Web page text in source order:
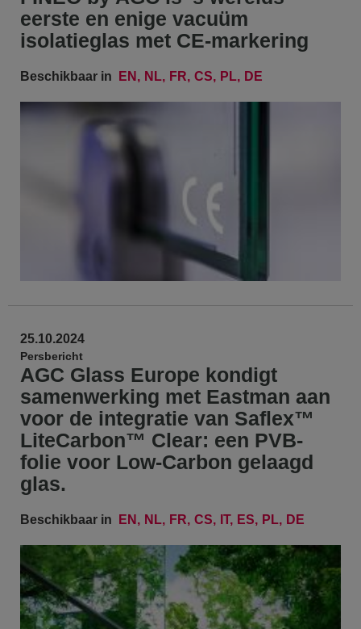
eerste en enige vacuüm
isolatieglas met CE-markering
Beschikbaar in EN NL FR CS PL DE
25.10.2024
Persbericht
AGC Glass Europe kondigt
samenwerking met Eastman aan
voor de integratie van Saflex™
LiteCarbon™ Clear: een PVB-
folie voor Low-Carbon gelaagd
glas.
Beschikbaar in EN NL FR CS IT ES PL DE